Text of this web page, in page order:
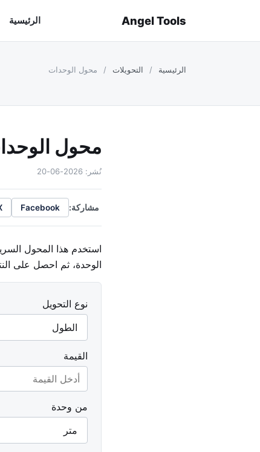
Angel Tools الرئيسية
الرئيسية / التحويلات / محول الوحدات
محول
نُشر: 2026-06-20
مشاركة: Facebook
استخدم هذا المحول
الوحدة، ثم احصل على
نوع التحويل
القيمة
من وحدة